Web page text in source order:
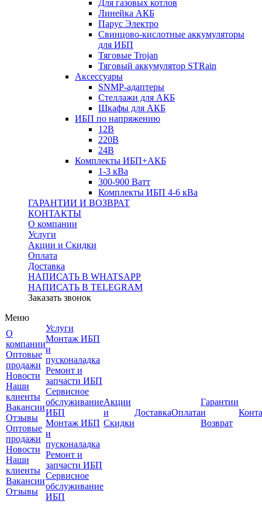
Для газовых котлов
Линейка АКБ
Парус Электро
Свинцово-кислотные аккумуляторы
для ИБП
Тяговые Trojan
Тяговый аккумулятор STRain
Аксессуары
SNMP-адаптеры
Стеллажи для АКБ
Шкафы для АКБ
ИБП по напряжению
12В
220В
24В
Комплекты ИБП+АКБ
1-3 кВа
300-900 Ватт
Комплекты ИБП 4-6 кВа
ГАРАНТИИ И ВОЗВРАТ
КОНТАКТЫ
О компании
Услуги
Акции и Скидки
Оплата
Доставка
НАПИСАТЬ В WHATSAPP
НАПИСАТЬ В TELEGRAM
Заказать звонок
Меню
О
компании
Оптовые
продажи
Новости
Наши
клиенты
Вакансии
Отзывы
Оптовые
продажи
Новости
Наши
клиенты
Вакансии
Отзывы
Услуги
Монтаж ИБП
и
пусконаладка
Ремонт и
запчасти ИБП
Сервисное
обслуживание
ИБП
Монтаж ИБП
и
пусконаладка
Ремонт и
запчасти ИБП
Сервисное
обслуживание
ИБП
Акции
и
Скидки
ДоставкаОплата
Гарантии
и
Возврат